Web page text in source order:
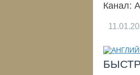
Канал: